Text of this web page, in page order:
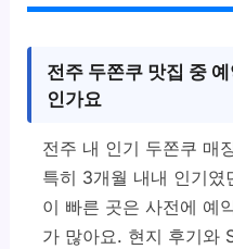
전주 두쫀쿠 맛집 중
인가요
전주 내 인기 두쫀쿠 매
특히 3개월 내내 인기였
이 빠른 곳은 사전에 예
가 많아요. 현지 후기와